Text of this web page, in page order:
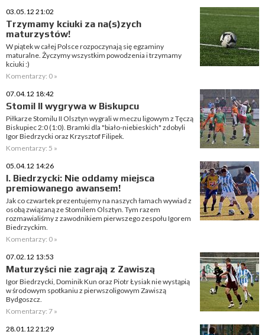
03.05.12 21:02
Trzymamy kciuki za na(s)zych
maturzystów!
W piątek w całej Polsce rozpoczynają się egzaminy
maturalne. Życzymy wszystkim powodzenia i trzymamy
kciuki :)
Komentarzy: 0 »
07.04.12 18:42
Stomil II wygrywa w Biskupcu
Piłkarze Stomilu II Olsztyn wygrali w meczu ligowym z Tęczą
Biskupiec 2:0 (1:0). Bramki dla "biało-niebieskich" zdobyli
Igor Biedrzycki oraz Krzysztof Filipek.
Komentarzy: 5 »
05.04.12 14:26
I. Biedrzycki: Nie oddamy miejsca
premiowanego awansem!
Jak co czwartek prezentujemy na naszych łamach wywiad z
osobą związaną ze Stomilem Olsztyn. Tym razem
rozmawialiśmy z zawodnikiem pierwszego zespołu Igorem
Biedrzyckim.
Komentarzy: 0 »
07.02.12 13:53
Maturzyści nie zagrają z Zawiszą
Igor Biedrzycki, Dominik Kun oraz Piotr Łysiak nie wystąpią
w środowym spotkaniu z pierwszoligowym Zawiszą
Bydgoszcz.
Komentarzy: 7 »
28.01.12 21:29